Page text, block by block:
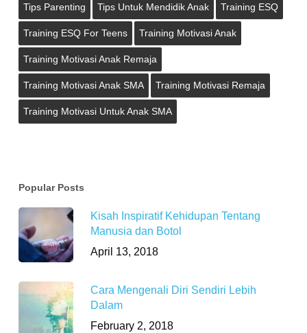
Tips Parenting Tips Untuk Mendidik Anak Training ESQ
Training ESQ For Teens Training Motivasi Anak
Training Motivasi Anak Remaja
Training Motivasi Anak SMA Training Motivasi Remaja
Training Motivasi Untuk Anak SMA
Popular Posts
Kisah Inspiratif Kehidupan Tentang
Manusia dan Botol
April 13, 2018
Cara Mengenali Diri Sendiri Lebih
Dalam
February 2, 2018